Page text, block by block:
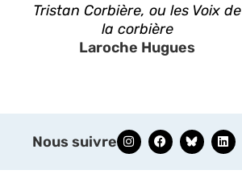
Tristan Corbière, ou les Voix de
la corbière
Laroche Hugues
Nous suivre